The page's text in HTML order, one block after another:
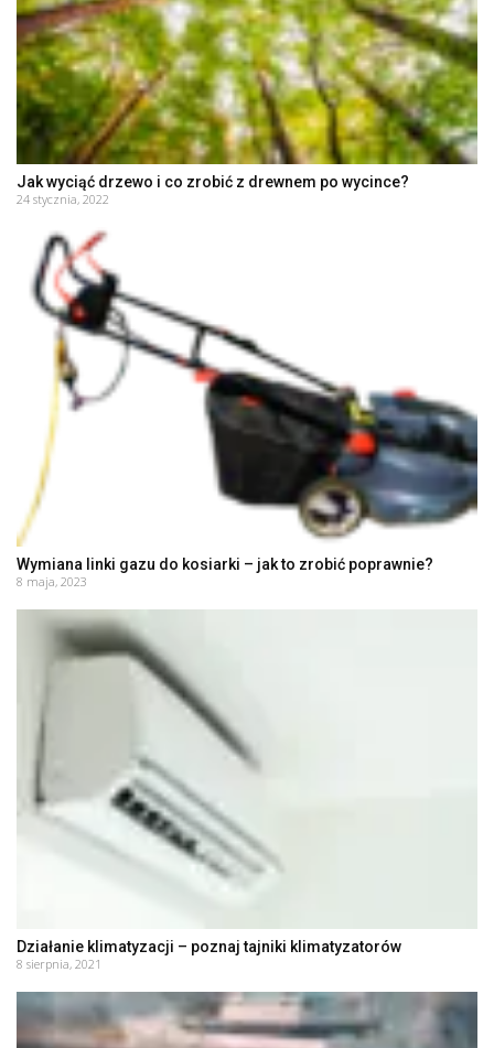
Jak wyciąć drzewo i co zrobić z drewnem po wycince?
24 stycznia, 2022
Wymiana linki gazu do kosiarki – jak to zrobić poprawnie?
8 maja, 2023
Działanie klimatyzacji – poznaj tajniki klimatyzatorów
8 sierpnia, 2021